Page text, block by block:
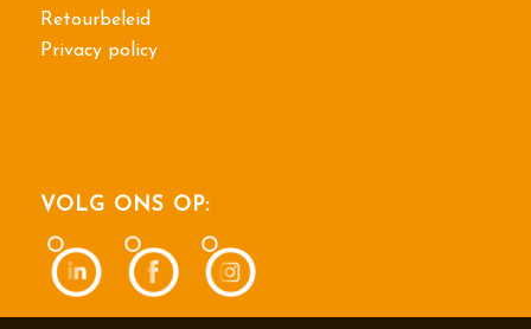
Retourbeleid
Privacy policy
VOLG ONS OP: